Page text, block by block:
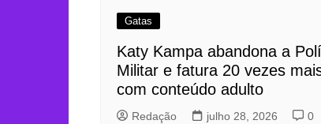
Gatas
Katy Kampa abandona a
Militar e fatura 20 vezes
com conteúdo adulto
Redação julho 28, 2026 0